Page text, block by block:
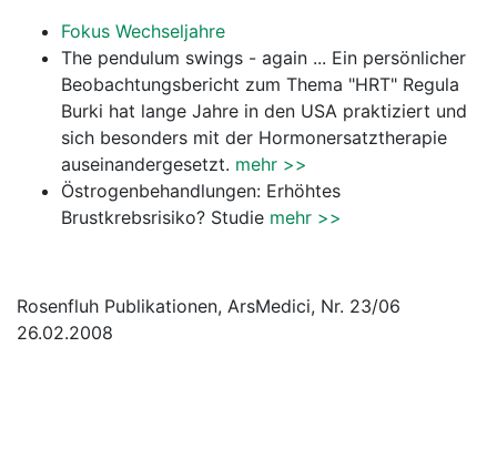
Fokus Wechseljahre
The pendulum swings - again ... Ein persönlicher
Beobachtungsbericht zum Thema "HRT" Regula
Burki hat lange Jahre in den USA praktiziert und
sich besonders mit der Hormonersatztherapie
auseinandergesetzt. mehr >>
Östrogenbehandlungen: Erhöhtes
Brustkrebsrisiko? Studie mehr >>
Rosenfluh Publikationen, ArsMedici, Nr. 23/06
26.02.2008